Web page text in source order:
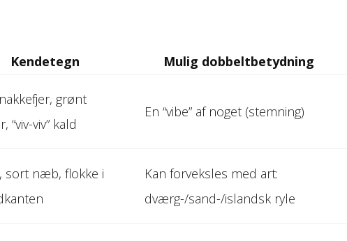
Kendetegn Mulig dobbelt­betydning
grønt
“viv-viv” kald
En “vibe” af noget (stemning)
sort næb, flokke i
Kan forveksles med art:
dværg-/sand-/islandsk ryle